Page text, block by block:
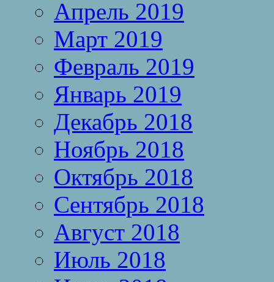
Апрель 2019
Март 2019
Февраль 2019
Январь 2019
Декабрь 2018
Ноябрь 2018
Октябрь 2018
Сентябрь 2018
Август 2018
Июль 2018